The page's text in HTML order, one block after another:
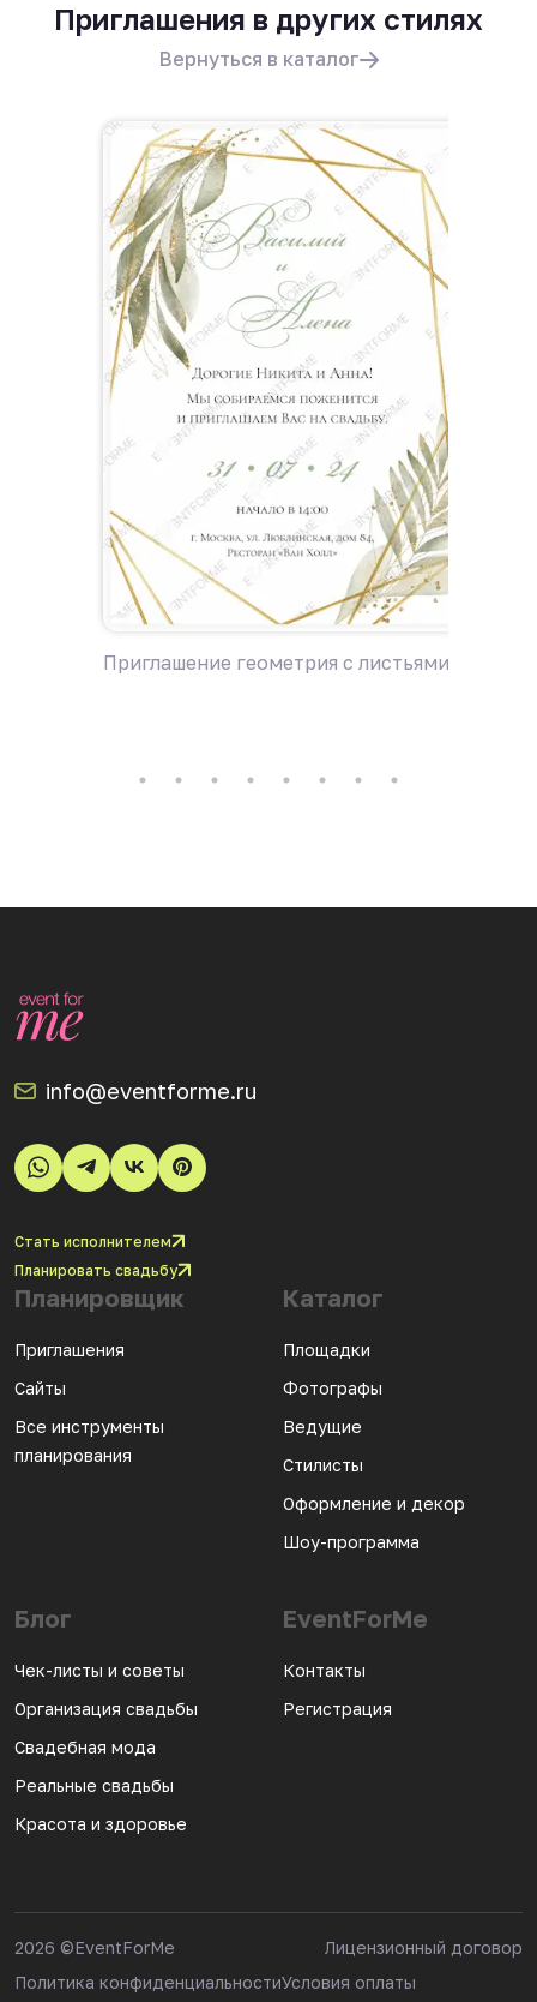
Приглашения в других стилях
Вернуться в каталог
Приглашение геометрия с листьями
info@eventforme.ru
Стать исполнителем
Планировать свадьбу
Планировщик
Приглашения
Сайты
Все инструменты
планирования
Каталог
Площадки
Фотографы
Ведущие
Стилисты
Оформление и декор
Шоу-программа
Блог
Чек-листы и советы
Организация свадьбы
Свадебная мода
Реальные свадьбы
Красота и здоровье
EventForMe
Контакты
Регистрация
2026 ©EventForMe
Лицензионный договор
Политика конфиденциальностиУсловия оплаты